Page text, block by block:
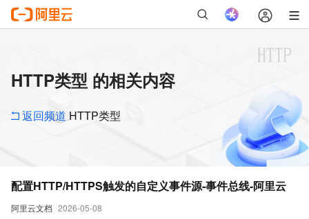
HTTP类型 的相关内容
返回频道 HTTP类型
阿里云文档 2026-05-08
配置HTTP/HTTPS触发的自定义事件源-事件总线-阿里云